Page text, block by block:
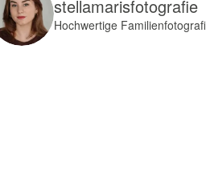
stellamarisfotografie
Hochwertige